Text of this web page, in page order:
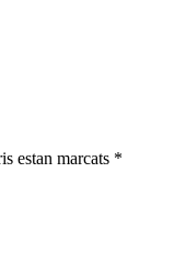
estan marcats *